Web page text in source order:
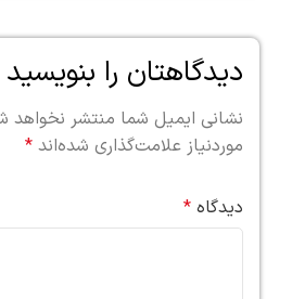
دیدگاهتان را بنویسید
نشانی ایمیل شما منتشر نخواهد
موردنیاز علامت‌گذاری شده‌اند *
دیدگاه *